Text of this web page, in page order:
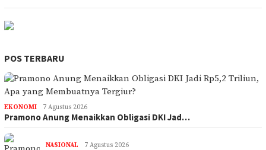
POS TERBARU
EKONOMI 7 Agustus 2026
Pramono Anung Menaikkan Obligasi DKI Jad…
NASIONAL 7 Agustus 2026